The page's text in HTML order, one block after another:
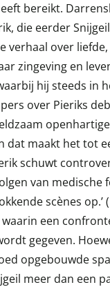
bereikt.
die eerder
verhaal over
zingeving en
hij steeds in
over Pieriks
dat maakt het tot
schuwt
van medische
scènes op.’
waarin een
gegeven.
opgebouwde
meer dan een